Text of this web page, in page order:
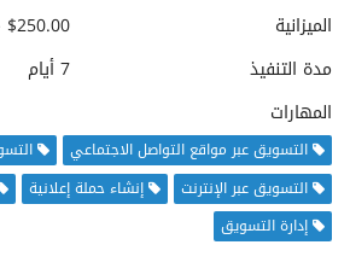
الميزانية
$250.00 - $500.00
مدة التنفيذ
7 أيام
المهارات
التسويق عبر مواقع التواصل الاجتماعي
التسويق عبر الإنترنت
إنشاء حملة إعلانية
إدارة التسويق